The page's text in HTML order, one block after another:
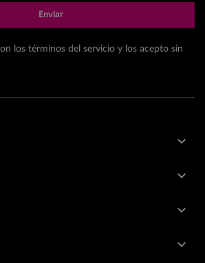
Enviar
los términos del servicio y los acepto sin



